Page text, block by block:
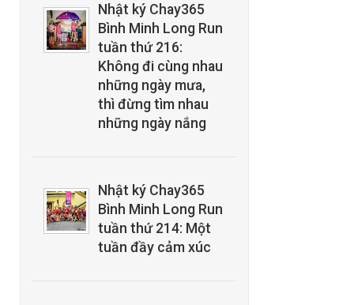
Nhật ký Chay365
Bình Minh Long Run
tuần thứ 216:
Không đi cùng nhau
những ngày mưa,
thì đừng tìm nhau
những ngày nắng
Nhật ký Chay365
Bình Minh Long Run
tuần thứ 214: Một
tuần đầy cảm xúc